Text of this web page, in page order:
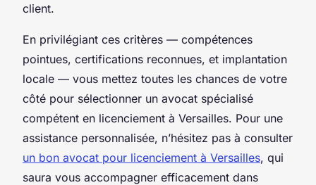
client.
En privilégiant ces critères — compétences
pointues, certifications reconnues, et implantation
locale — vous mettez toutes les chances de votre
côté pour sélectionner un avocat spécialisé
compétent en licenciement à Versailles. Pour une
assistance personnalisée, n’hésitez pas à consulter
un bon avocat pour licenciement à Versailles, qui
saura vous accompagner efficacement dans